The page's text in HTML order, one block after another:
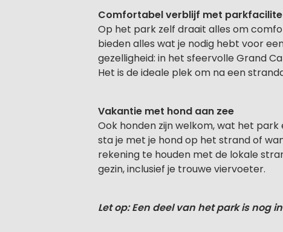
Comfortabel verblijf met
Op het park zelf draait alles om
bieden alles wat je nodig hebt voor
gezelligheid: in het sfeervolle Grand
Het is de ideale plek om na een
Vakantie met hond aan zee
Ook honden zijn welkom, wat het
sta je met je hond op het strand of
rekening te houden met de lokale
gezin, inclusief je trouwe viervoeter.
Let op: Een deel van het park is nog